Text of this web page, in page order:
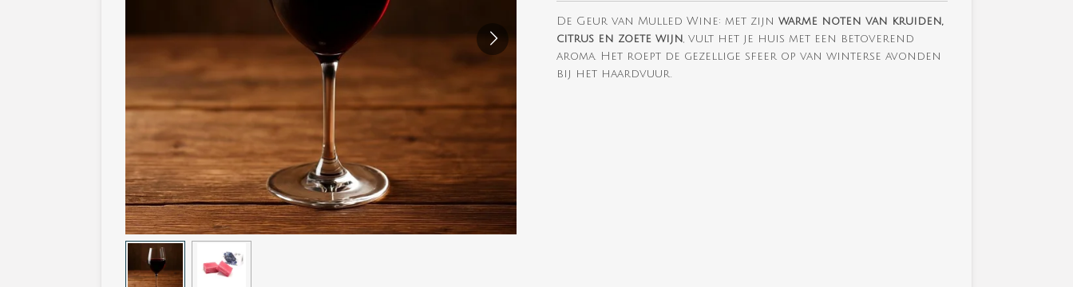
De Geur van Mulled Wine: met zijn warme noten van kruiden,
citrus en zoete wijn, vult het je huis met een betoverend
aroma. Het roept de gezellige sfeer op van winterse avonden
bij het haardvuur.